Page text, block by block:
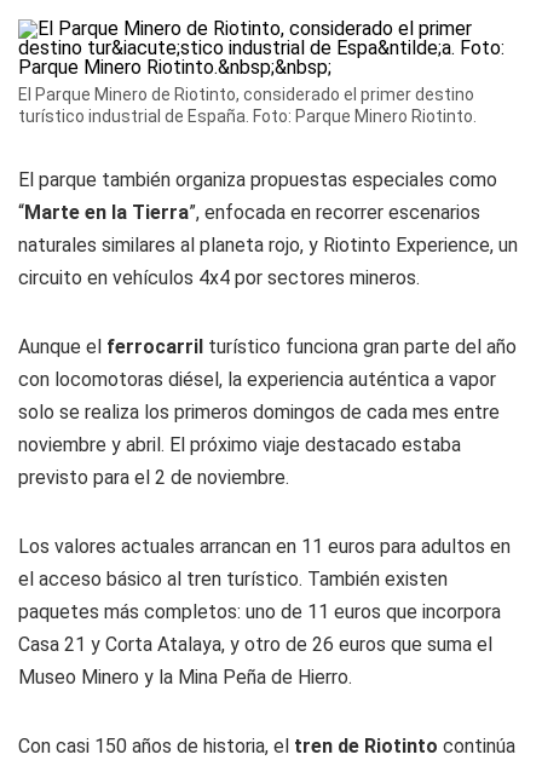
El Parque Minero de Riotinto, considerado el primer destino
turístico industrial de España. Foto: Parque Minero Riotinto.
El parque también organiza propuestas especiales como
“Marte en la Tierra”, enfocada en recorrer escenarios
naturales similares al planeta rojo, y Riotinto Experience, un
circuito en vehículos 4x4 por sectores mineros.
Aunque el ferrocarril turístico funciona gran parte del año
con locomotoras diésel, la experiencia auténtica a vapor
solo se realiza los primeros domingos de cada mes entre
noviembre y abril. El próximo viaje destacado estaba
previsto para el 2 de noviembre.
Los valores actuales arrancan en 11 euros para adultos en
el acceso básico al tren turístico. También existen
paquetes más completos: uno de 11 euros que incorpora
Casa 21 y Corta Atalaya, y otro de 26 euros que suma el
Museo Minero y la Mina Peña de Hierro.
Con casi 150 años de historia, el tren de Riotinto continúa